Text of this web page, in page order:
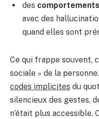
des
avec des
quand elles sont
Ce qui frappe souvent,
sociale » de la
codes implicites du
silencieux des gestes,
n’était plus